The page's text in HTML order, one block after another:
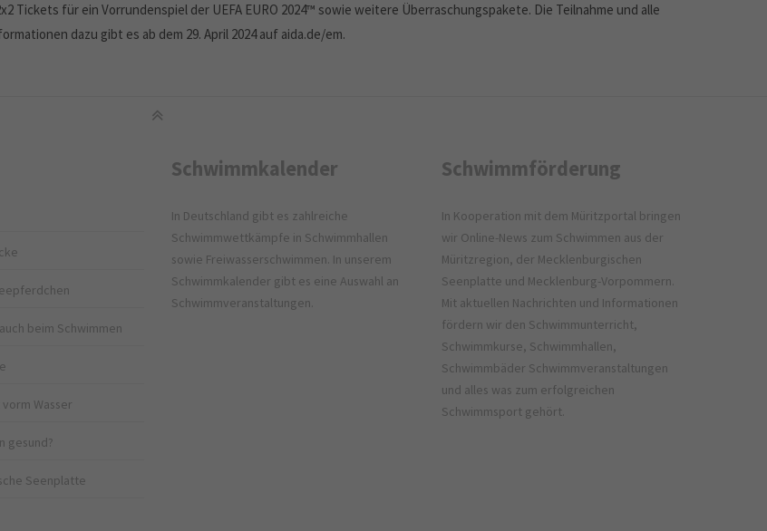
Tickets für ein Vorrundenspiel der UEFA EURO 2024™ sowie weitere Überraschungspakete. Die Teilnahme und alle
dazu gibt es ab dem 29. April 2024 auf aida.de/em.
beim Schwimmen
Wasser
gesund?
Seenplatte
Schwimmkalender
In Deutschland gibt es zahlreiche
Schwimmwettkämpfe in Schwimmhallen
sowie Freiwasserschwimmen. In unserem
Schwimmkalender gibt es eine Auswahl an
Schwimmveranstaltungen.
Schwimmförderung
In Kooperation mit dem Müritzportal bringen
wir Online-News zum Schwimmen aus der
Müritzregion, der Mecklenburgischen
Seenplatte und Mecklenburg-Vorpommern.
Mit aktuellen Nachrichten und Informationen
fördern wir den Schwimmunterricht,
Schwimmkurse, Schwimmhallen,
Schwimmbäder Schwimmveranstaltungen
und alles was zum erfolgreichen
Schwimmsport gehört.